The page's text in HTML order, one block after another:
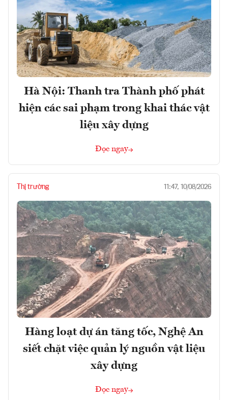
Hà Nội: Thanh tra Thành phố phát
hiện các sai phạm trong khai thác vật
liệu xây dựng
Đọc ngay
Thị trường 11:47, 10/08/2026
Hàng loạt dự án tăng tốc, Nghệ An
siết chặt việc quản lý nguồn vật liệu
xây dựng
Đọc ngay